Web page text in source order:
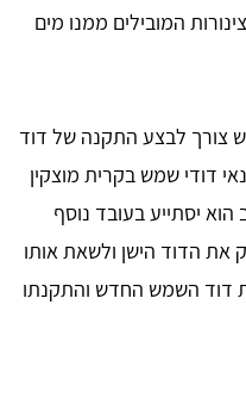
המובילים ממנו מים
צורך לבצע התקנה של דוד
דודי שמש בקרית מוצקין
יסתייע בעובד נוסף
את הדוד הישן ולשאת אותו
דוד השמש החדש והתקנתו